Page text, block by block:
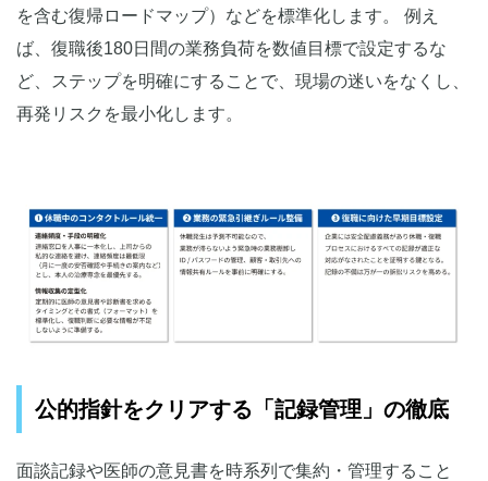
を含む復帰ロードマップ）などを標準化します。 例え
ば、復職後180日間の業務負荷を数値目標で設定するな
ど、ステップを明確にすることで、現場の迷いをなくし、
再発リスクを最小化します。
公的指針をクリアする「記録管理」の徹底
面談記録や医師の意見書を時系列で集約・管理すること